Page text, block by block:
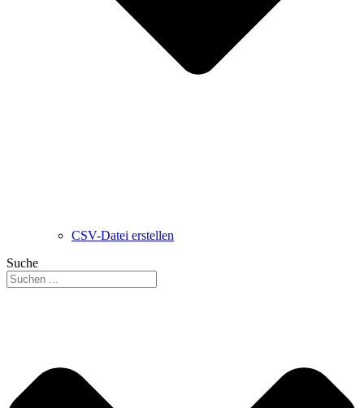
CSV-Datei erstellen
Suche